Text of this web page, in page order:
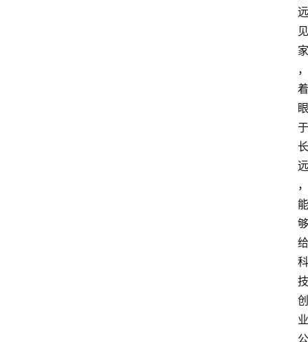
远
见
家
，
着
眼
于
长
远
，
能
够
给
科
技
创
业
公